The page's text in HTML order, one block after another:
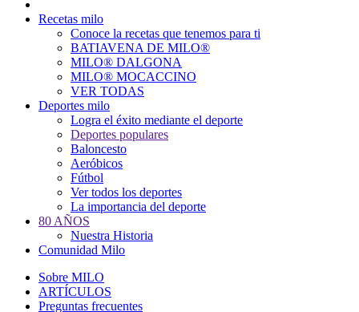
Recetas milo
Conoce la recetas que tenemos para ti
BATIAVENA DE MILO®
MILO® DALGONA
MILO® MOCACCINO
VER TODAS
Deportes milo
Logra el éxito mediante el deporte
Deportes populares
Baloncesto
Aeróbicos
Fútbol
Ver todos los deportes
La importancia del deporte
80 AÑOS
Nuestra Historia
Comunidad Milo
Sobre MILO
ARTÍCULOS
Preguntas frecuentes